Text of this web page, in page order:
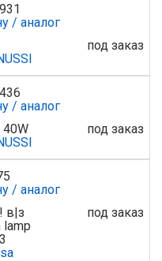
/ аналог
под заказ
/ аналог
40W
под заказ
/ аналог
в|з
lamp
под заказ